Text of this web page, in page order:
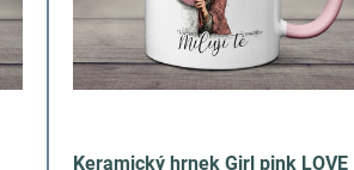
Keramický hrnek Girl pink LOVE